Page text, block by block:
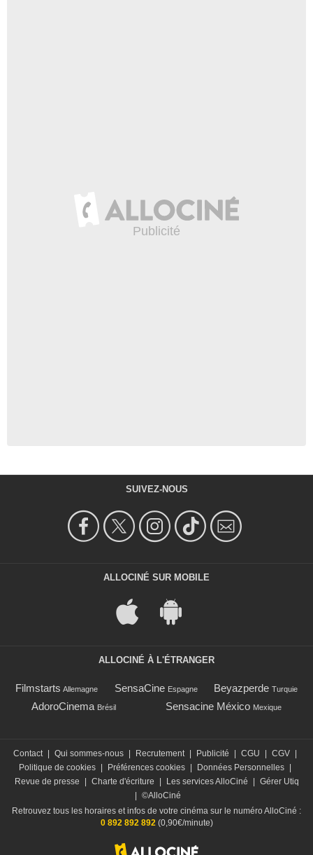
SUIVEZ-NOUS
ALLOCINÉ SUR MOBILE
ALLOCINÉ À L'ÉTRANGER
Filmstarts Allemagne SensaCine Espagne Beyazperde Turquie
AdoroCinema Brésil Sensacine México Mexique
Contact Qui sommes-nous Recrutement Publicité CGU CGV
Politique de cookies
Préférences cookies Données Personnelles
Revue de presse
Charte d'écriture Les services AlloCiné
Gérer Utiq
©AlloCiné
Retrouvez tous les horaires et infos de votre cinéma sur le numéro AlloCiné :
0 892 892 892(0,90€/minute)